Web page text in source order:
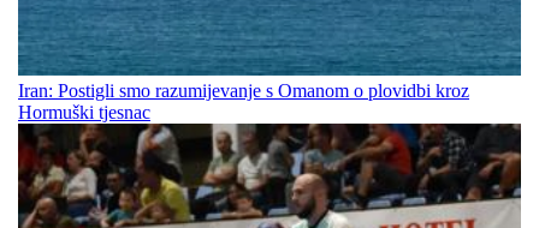
Iran: Postigli smo razumijevanje s Omanom o plovidbi kroz
Hormuški tjesnac